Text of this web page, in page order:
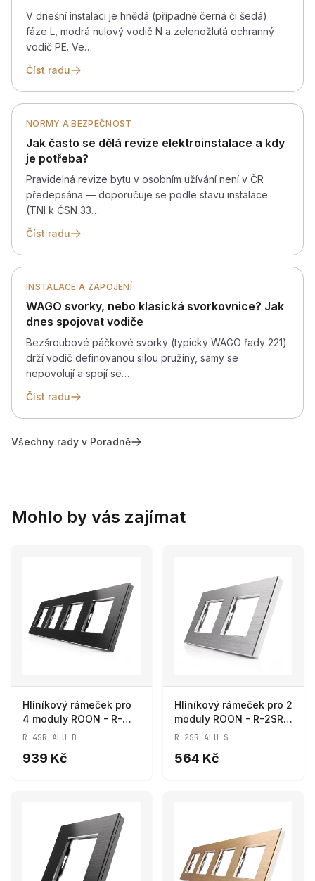
V dnešní instalaci je hnědá (případně černá či šedá)
fáze L, modrá nulový vodič N a zelenožlutá ochranný
vodič PE. Ve…
Číst radu
NORMY A BEZPEČNOST
Jak často se dělá revize elektroinstalace a kdy
je potřeba?
Pravidelná revize bytu v osobním užívání není v ČR
předepsána — doporučuje se podle stavu instalace
(TNI k ČSN 33…
Číst radu
INSTALACE A ZAPOJENÍ
WAGO svorky, nebo klasická svorkovnice? Jak
dnes spojovat vodiče
Bezšroubové páčkové svorky (typicky WAGO řady 221)
drží vodič definovanou silou pružiny, samy se
nepovolují a spojí se…
Číst radu
Všechny rady v Poradně
Mohlo by vás zajímat
Hliníkový rámeček pro
4 moduly ROON - R-
4SR-ALU-B
R-4SR-ALU-B
939 Kč
Hliníkový rámeček pro 2
moduly ROON - R-2SR-
ALU-S
R-2SR-ALU-S
564 Kč